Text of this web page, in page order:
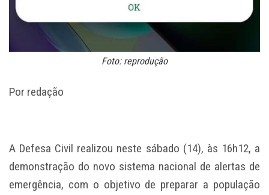
Foto: reprodução
Por redação
A Defesa Civil realizou neste sábado (14), às 16h12, a
demonstração do novo sistema nacional de alertas de
emergência, com o objetivo de preparar a população